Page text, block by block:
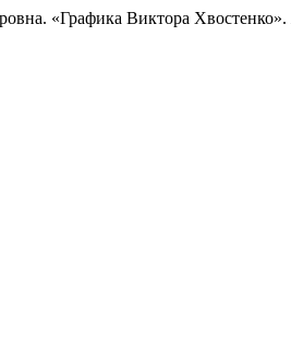
«Графика Виктора Хвостенко».